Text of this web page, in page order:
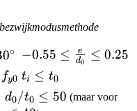
0∘
-0.55 \le
\frac{e}
{d_0}
\le 0.25
−0.55 ≤ d0
e ≤ 0.25
fy0 t_i
\le
t_0
ti ≤ t0
d0 /t0 ≤ 50 (maar voor